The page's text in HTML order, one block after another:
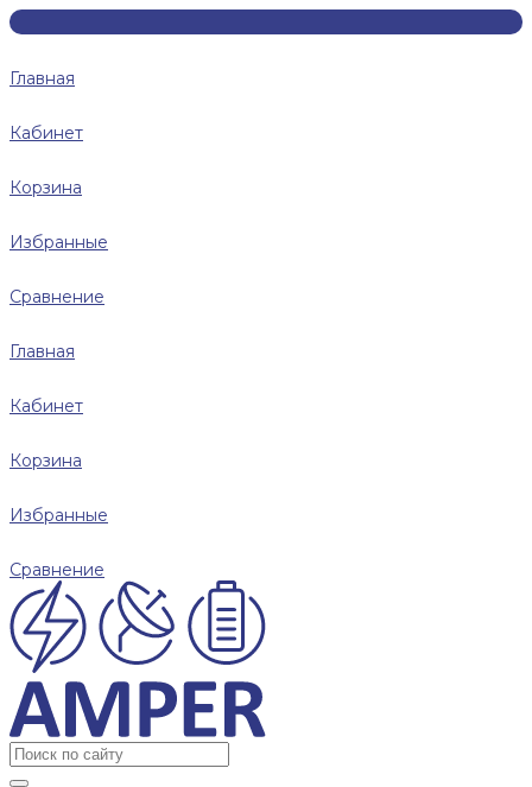
Главная
Кабинет
Корзина
Избранные
Сравнение
Главная
Кабинет
Корзина
Избранные
Сравнение